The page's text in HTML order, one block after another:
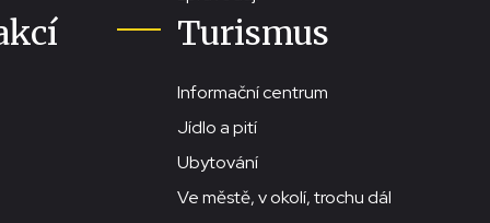
Turismus
Informační centrum
Jídlo a pití
Ubytování
Ve městě, v okolí, trochu dál